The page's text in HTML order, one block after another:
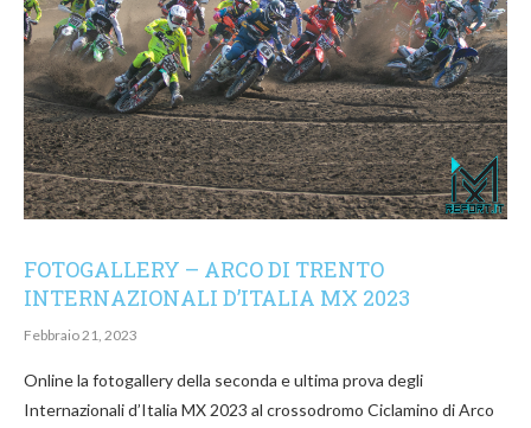
FOTOGALLERY – ARCO DI TRENTO
INTERNAZIONALI D’ITALIA MX 2023
Febbraio 21, 2023
Online la fotogallery della seconda e ultima prova degli
Internazionali d’Italia MX 2023 al crossodromo Ciclamino di Arco